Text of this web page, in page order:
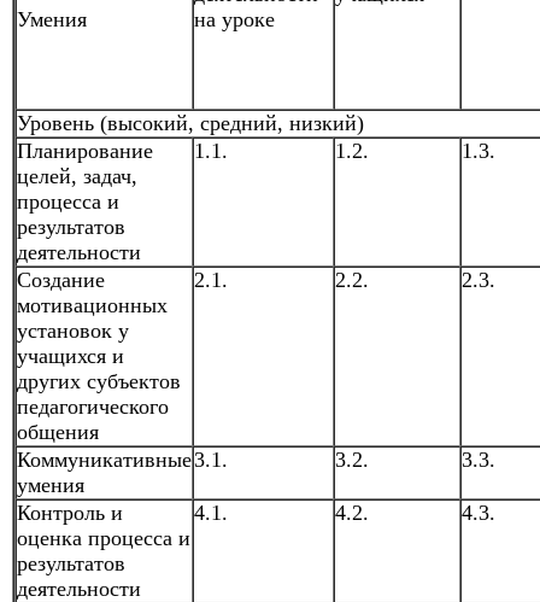
Умения
на уроке
Уровень (высокий, средний, низкий)
Планирование
целей, задач,
процесса и
результатов
деятельности
1.1. 1.2. 1.3.
Создание
мотивационных
установок у
учащихся и
других субъектов
педагогического
общения
2.1. 2.2. 2.3.
Коммуникативные
умения
3.1. 3.2. 3.3.
Контроль и
оценка процесса и
результатов
деятельности
4.1. 4.2. 4.3.